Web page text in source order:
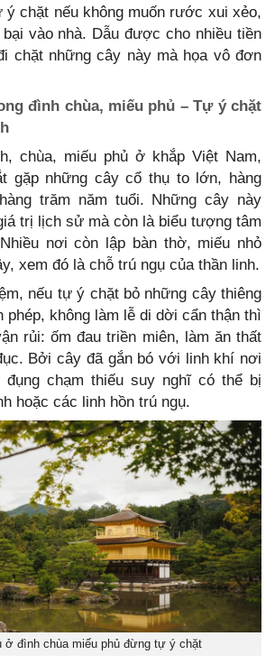
ý chặt nếu không muốn rước xui xẻo,
vào nhà. Dẫu được cho nhiều tiền
chặt những cây này mà họa vô đơn
đình chùa, miếu phủ – Tự ý chặt
chùa, miếu phủ ở khắp Việt Nam,
gặp những cây cổ thụ to lớn, hàng
trăm năm tuổi. Những cây này
trị lịch sử mà còn là biểu tượng tâm
nơi còn lập bàn thờ, miếu nhỏ
xem đó là chỗ trú ngụ của thần linh.
nếu tự ý chặt bỏ những cây thiêng
phép, không làm lễ di dời cẩn thận thì
rủi: ốm đau triền miên, làm ăn thất
Bởi cây đã gắn bó với linh khí nơi
chạm thiếu suy nghĩ có thể bị
hoặc các linh hồn trú ngụ.
ở đình chùa miếu phủ đừng tự ý chặt